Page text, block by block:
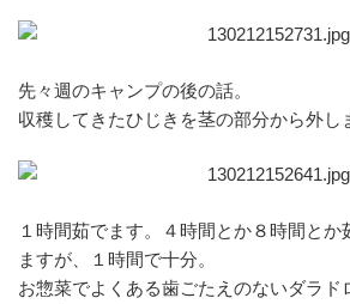
先々週のキャンプの後の話。
収穫してきたひじきを茎の部分から外し
１時間茹でます。４時間とか８時間とか
ますが、１時間で十分。
お惣菜でよくある歯ごたえのないダラド